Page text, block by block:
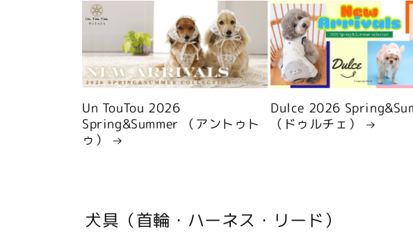
Un TouTou 2026
Spring&Summer （アントゥト
ゥ）
Dulce 2026
（ドゥルチェ）
犬具（首輪・ハーネス・リード）